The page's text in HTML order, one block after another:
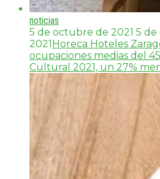
noticias
5 de octubre de 2021 5
2021 Horeca Hoteles
ocupaciones medias del
Cultural 2021, un 27%